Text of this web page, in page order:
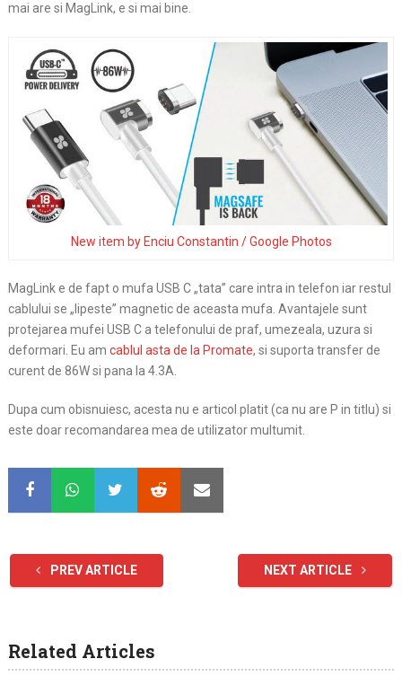
mai are si MagLink, e si mai bine.
New item by Enciu Constantin / Google Photos
MagLink e de fapt o mufa USB C „tata” care intra in telefon iar restul
cablului se „lipeste” magnetic de aceasta mufa. Avantajele sunt
protejarea mufei USB C a telefonului de praf, umezeala, uzura si
deformari. Eu am cablul asta de la Promate, si suporta transfer de
curent de 86W si pana la 4.3A.
Dupa cum obisnuiesc, acesta nu e articol platit (ca nu are P in titlu) si
este doar recomandarea mea de utilizator multumit.
PREV ARTICLE NEXT ARTICLE
Related Articles